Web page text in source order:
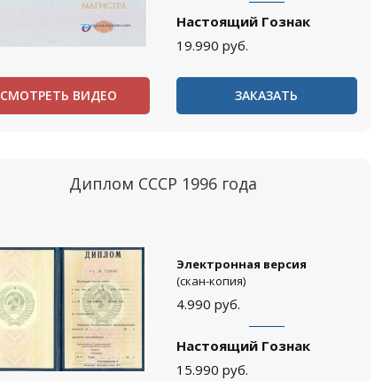
Настоящий Гознак
19.990 руб.
СМОТРЕТЬ ВИДЕО ЗАКАЗАТЬ
Диплом СССР 1996 года
Электронная версия
(скан-копия)
4.990 руб.
Настоящий Гознак
15.990 руб.